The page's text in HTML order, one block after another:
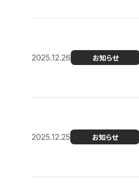
2025.12.26 お知らせ
2025.12.25 お知らせ